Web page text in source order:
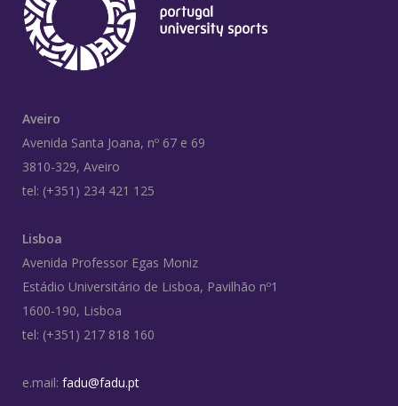
Aveiro
Avenida Santa Joana, nº 67 e 69
3810-329, Aveiro
tel: (+351) 234 421 125
Lisboa
Avenida Professor Egas Moniz
Estádio Universitário de Lisboa, Pavilhão nº1
1600-190, Lisboa
tel: (+351) 217 818 160
e.mail: fadu@fadu.pt